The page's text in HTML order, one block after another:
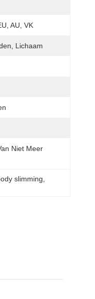
AU, VK
Lichaam
Niet Meer
slimming